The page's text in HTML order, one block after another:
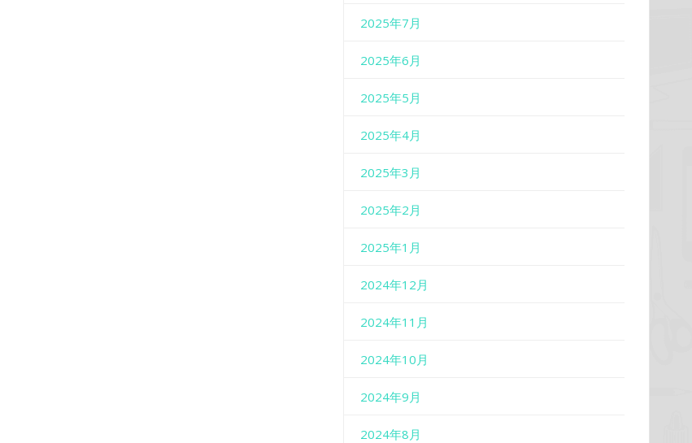
2025年7月
2025年6月
2025年5月
2025年4月
2025年3月
2025年2月
2025年1月
2024年12月
2024年11月
2024年10月
2024年9月
2024年8月